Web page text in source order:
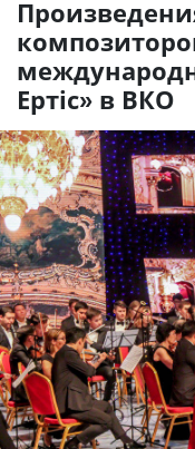
Ертіс» в ВКО